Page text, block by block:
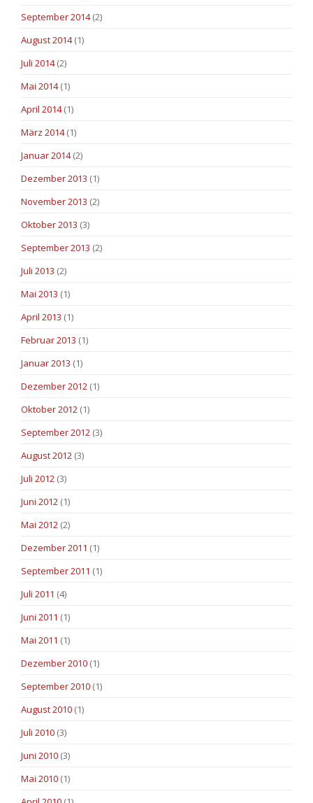
September 2014(2)
August 2014(1)
Juli 2014(2)
Mai 2014(1)
April 2014(1)
März 2014(1)
Januar 2014(2)
Dezember 2013 (1)
November 2013 (2)
Oktober 2013 (3)
September 2013 (2)
Juli 2013 (2)
Mai 2013 (1)
April 2013 (1)
Februar 2013 (1)
Januar 2013 (1)
Dezember 2012 (1)
Oktober 2012 (1)
September 2012 (3)
August 2012 (3)
Juli 2012 (3)
Juni 2012 (1)
Mai 2012 (2)
Dezember 2011 (1)
September 2011 (1)
Juli 2011 (4)
Juni 2011 (1)
Mai 2011 (1)
Dezember 2010 (1)
September 2010 (1)
August 2010 (1)
Juli 2010 (3)
Juni 2010 (3)
Mai 2010 (1)